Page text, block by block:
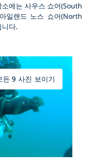
에는 사우스 쇼어(South
일랜드 노스 쇼어(North
다.
보이기 모든 9 사진 보이기